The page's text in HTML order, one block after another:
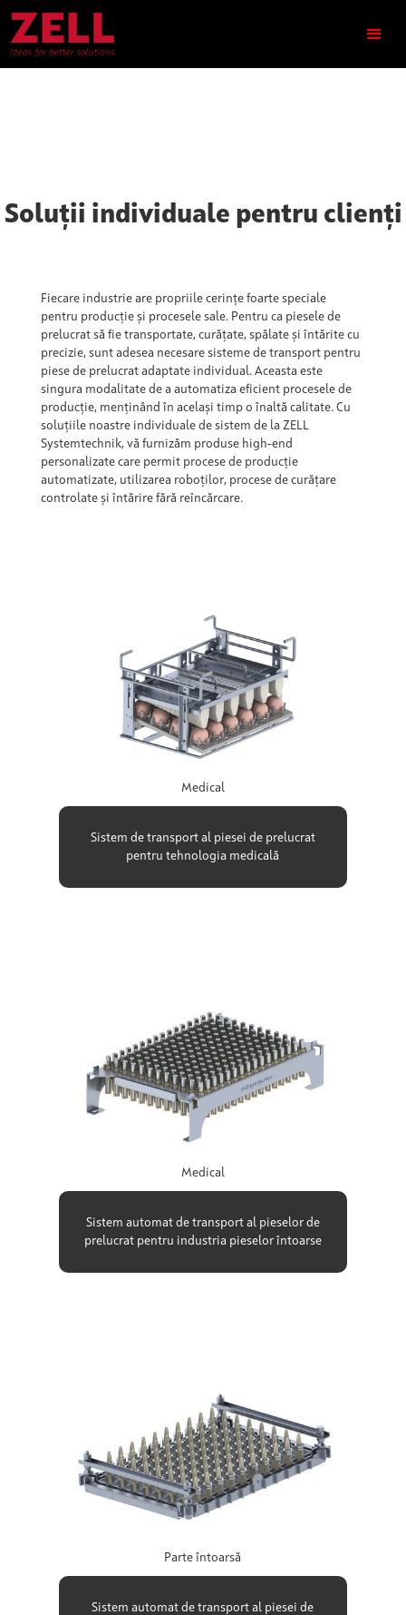
Soluții individuale pentru clienți
Fiecare industrie are propriile cerințe foarte speciale
pentru producție și procesele sale. Pentru ca piesele de
prelucrat să fie transportate, curățate, spălate și întărite cu
precizie, sunt adesea necesare sisteme de transport pentru
piese de prelucrat adaptate individual. Aceasta este
singura modalitate de a automatiza eficient procesele de
producție, menținând în același timp o înaltă calitate. Cu
soluțiile noastre individuale de sistem de la ZELL
Systemtechnik, vă furnizăm produse high-end
personalizate care permit procese de producție
automatizate, utilizarea roboților, procese de curățare
controlate și întărire fără reîncărcare.
Medical
Sistem de transport al piesei de prelucrat
pentru tehnologia medicală
Medical
Sistem automat de transport al pieselor de
prelucrat pentru industria pieselor întoarse
Parte întoarsă
Sistem automat de transport al piesei de